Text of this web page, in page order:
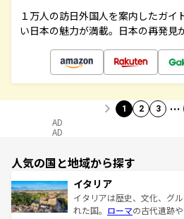
１万人の訪日外国人を案内したガイ
い日本の魅力が満載。日本の再発見
1 2 3 …
AD
AD
人気の国と地域から探す
イタリア
イタリアは歴史、文化、グ
れた国。 ローマの古代遺跡